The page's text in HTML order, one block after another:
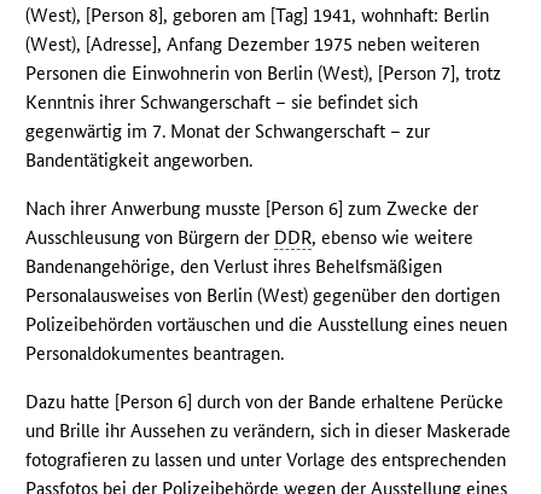
(West), [Person 8], geboren am [Tag] 1941, wohnhaft: Berlin
(West), [Adresse], Anfang Dezember 1975 neben weiteren
Personen die Einwohnerin von Berlin (West), [Person 7], trotz
Kenntnis ihrer Schwangerschaft – sie befindet sich
gegenwärtig im 7. Monat der Schwangerschaft – zur
Bandentätigkeit angeworben.
Nach ihrer Anwerbung musste [Person 6] zum Zwecke der
Ausschleusung von Bürgern der DDR, ebenso wie weitere
Bandenangehörige, den Verlust ihres Behelfsmäßigen
Personalausweises von Berlin (West) gegenüber den dortigen
Polizeibehörden vortäuschen und die Ausstellung eines neuen
Personaldokumentes beantragen.
Dazu hatte [Person 6] durch von der Bande erhaltene Perücke
und Brille ihr Aussehen zu verändern, sich in dieser Maskerade
fotografieren zu lassen und unter Vorlage des entsprechenden
Passfotos bei der Polizeibehörde wegen der Ausstellung eines